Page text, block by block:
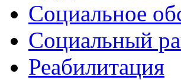
Социальное
Социальный
Реабилитация